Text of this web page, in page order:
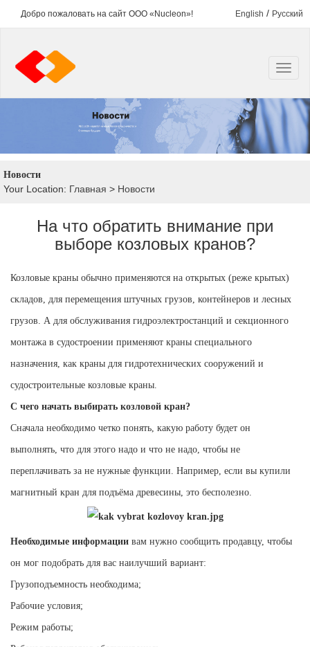
Добро пожаловать на сайт ООО «Nucleon»! English / Русский
Новости
Your Location: Главная > Новости
На что обратить внимание при
выборе козловых кранов?
Козловые краны обычно применяются на открытых (реже крытых)
складов, для перемещения штучных грузов, контейнеров и лесных
грузов. А для обслуживания гидроэлектростанций и секционного
монтажа в судостроении применяют краны специального
назначения, как краны для гидротехнических сооружений и
судостроительные козловые краны.
С чего начать выбирать козловой кран?
Сначала необходимо четко понять, какую работу будет он
выполнять, что для этого надо и что не надо, чтобы не
переплачивать за не нужные функции. Например, если вы купили
магнитный кран для подъёма древесины, это бесполезно.
Необходимые информации вам нужно сообщить продавцу, чтобы
он мог подобрать для вас наилучший вариант:
Грузоподъемность необходима;
Рабочие условия;
Режим работы;